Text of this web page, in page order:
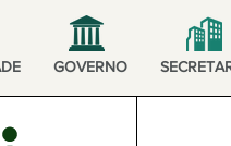
GOVERNO